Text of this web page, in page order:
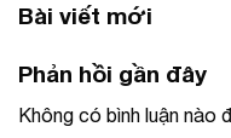
Bài viết mới
Phản hồi gần đây
Không có bình luận nào